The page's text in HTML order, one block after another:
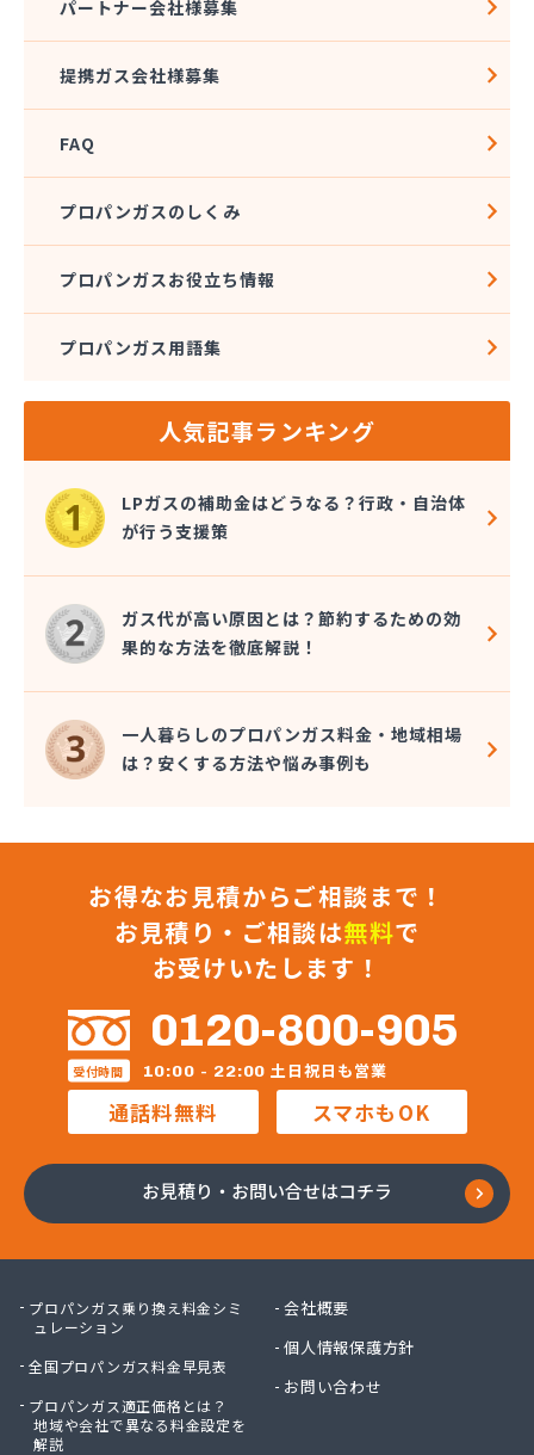
松本ガス商事株式会社
松本シェル石油株式会社 村井事業所配送センター
松本シェル石油株式会社村井事業所プロパンガス課
松本プロパンガス株式会社
松本事業株式会社
上田広域LPガス協同組合
城南高沢ガス株式会社
信濃ガス協同組合
神津燃料
斉藤商店
千曲通商株式会社
早武商店
大島屋酒店
大澤燃料店
竹内六男
中央石油株式会社本社
中央物産株式会社
中山通商有限会社
中信LPガス事業協同組合
中沢商店
朝日オーム株式会社
長野プロパンガス株式会社 上田支店
長野プロパンガス株式会社 長野営業所
長野都市ガスエネパート日本ガス工事株式会社
長野日石ガス株式会社 佐久営業所
長野日通プロパン販売有限会社
鳥居プロパン
蔦屋山本商店
田中プロパン
田邊エネソシア株式会社 長野営業所
東石油有限会社
日石ガス株式会社長野営業所
NX商事株式会社 長野支店 長野LPガス販売所
冨士クラスタ株式会社 佐久平営業所
冨士クラスタ株式会社 松本営業所
冨士クラスタ株式会社 長野支店
望月ガス株式会社
パートナー会社様募集
提携ガス会社様募集
FAQ
プロパンガスのしくみ
プロパンガスお役立ち情報
プロパンガス用語集
人気記事ランキング
LPガスの補助金はどうなる？行政・自治体
が行う支援策
ガス代が高い原因とは？節約するための効
果的な方法を徹底解説！
一人暮らしのプロパンガス料金・地域相場
は？安くする方法や悩み事例も
お得なお見積からご相談まで！
お見積り・ご相談は無料で
お受けいたします！
0120-800-905
受付時間 10:00 - 22:00 土日祝日も営業
通話料無料 スマホもOK
お見積り・お問い合せはコチラ
プロパンガス乗り換え料金シミ
ュレーション
全国プロパンガス料金早見表
プロパンガス適正価格とは？
地域や会社で異なる料金設定を
解説
会社概要
個人情報保護方針
お問い合わせ